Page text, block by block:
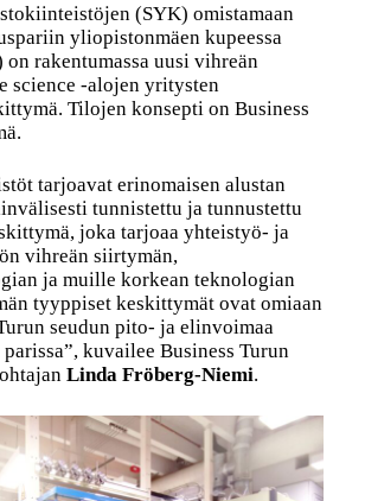
(SYK) omistamaan
yliopistonmäen kupeessa
rakentumassa uusi vihreän
science -alojen yritysten
Tilojen konsepti on Business
tarjoavat erinomaisen alustan
tunnistettu ja tunnustettu
joka tarjoaa yhteistyö- ja
vihreän siirtymän,
ja muille korkean teknologian
tyyppiset keskittymät ovat omiaan
seudun pito- ja elinvoimaa
kuvailee Business Turun
Linda Fröberg-Niemi.